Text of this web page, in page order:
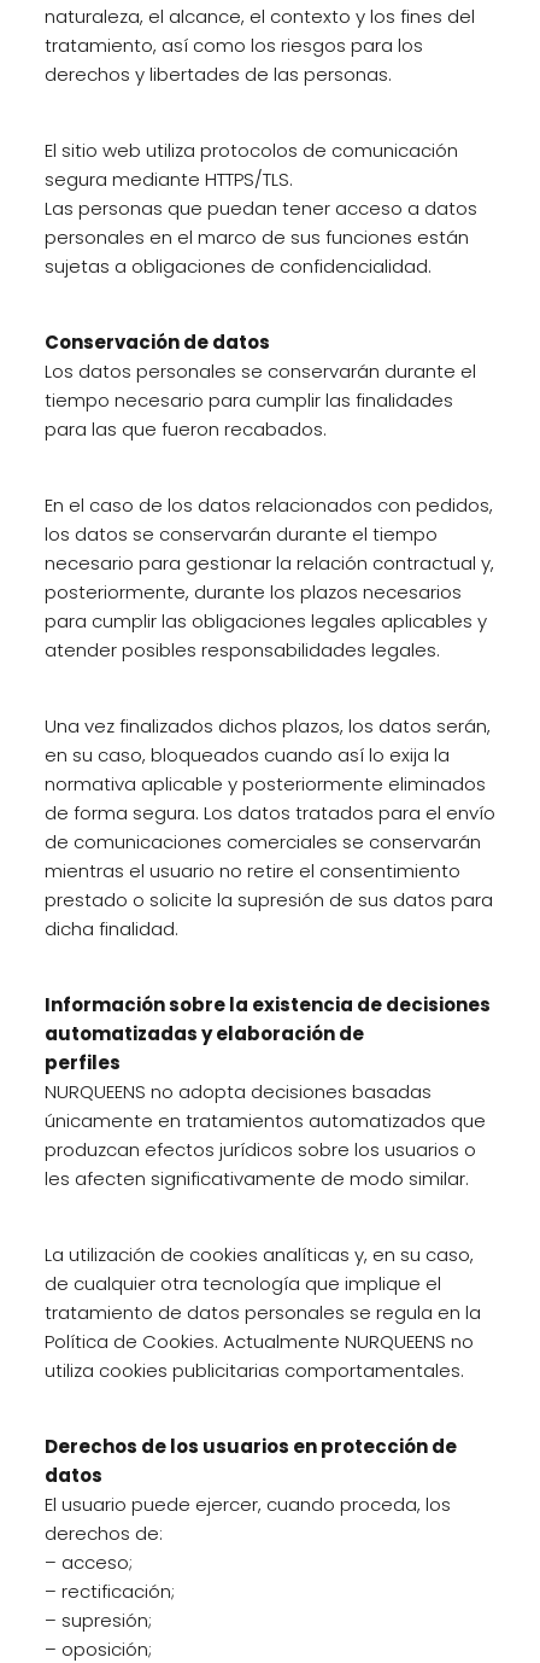
naturaleza, el alcance, el contexto y los fines del
tratamiento, así como los riesgos para los
derechos y libertades de las personas.
El sitio web utiliza protocolos de comunicación
segura mediante HTTPS/TLS.
Las personas que puedan tener acceso a datos
personales en el marco de sus funciones están
sujetas a obligaciones de confidencialidad.
Conservación de datos
Los datos personales se conservarán durante el
tiempo necesario para cumplir las finalidades
para las que fueron recabados.
En el caso de los datos relacionados con pedidos,
los datos se conservarán durante el tiempo
necesario para gestionar la relación contractual y,
posteriormente, durante los plazos necesarios
para cumplir las obligaciones legales aplicables y
atender posibles responsabilidades legales.
Una vez finalizados dichos plazos, los datos serán,
en su caso, bloqueados cuando así lo exija la
normativa aplicable y posteriormente eliminados
de forma segura. Los datos tratados para el envío
de comunicaciones comerciales se conservarán
mientras el usuario no retire el consentimiento
prestado o solicite la supresión de sus datos para
dicha finalidad.
Información sobre la existencia de decisiones
automatizadas y elaboración de
perfiles
NURQUEENS no adopta decisiones basadas
únicamente en tratamientos automatizados que
produzcan efectos jurídicos sobre los usuarios o
les afecten significativamente de modo similar.
La utilización de cookies analíticas y, en su caso,
de cualquier otra tecnología que implique el
tratamiento de datos personales se regula en la
Política de Cookies. Actualmente NURQUEENS no
utiliza cookies publicitarias comportamentales.
Derechos de los usuarios en protección de
datos
El usuario puede ejercer, cuando proceda, los
derechos de:
– acceso;
– rectificación;
– supresión;
– oposición;